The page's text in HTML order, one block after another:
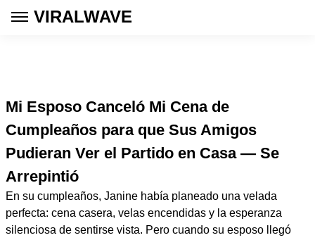
VIRALWAVE
Mi Esposo Canceló Mi Cena de
Cumpleaños para que Sus Amigos
Pudieran Ver el Partido en Casa — Se
Arrepintió
En su cumpleaños, Janine había planeado una velada
perfecta: cena casera, velas encendidas y la esperanza
silenciosa de sentirse vista. Pero cuando su esposo llegó